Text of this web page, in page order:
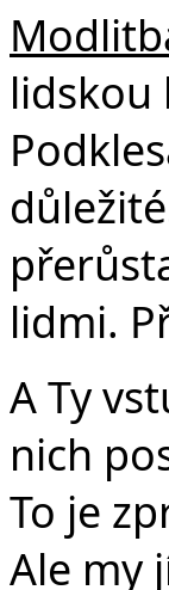
lidskou
lidmi.
A Ty
nich
To je
Ale my